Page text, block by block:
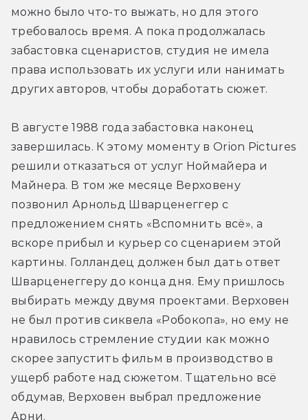
можно было что-то выжать, но для этого
требовалось время. А пока продолжалась
забастовка сценаристов, студия не имела
права использовать их услуги или нанимать
других авторов, чтобы доработать сюжет.
В августе 1988 года забастовка наконец
завершилась. К этому моменту в Orion Pictures
решили отказаться от услуг Ноймайера и
Майнера. В том же месяце Верховену
позвонил Арнольд Шварценеггер с
предложением снять «Вспомнить всё», а
вскоре прибыл и курьер со сценарием этой
картины. Голландец должен был дать ответ
Шварценеггеру до конца дня. Ему пришлось
выбирать между двумя проектами. Верховен
не был против сиквела «Робокопа», но ему не
нравилось стремление студии как можно
скорее запустить фильм в производство в
ущерб работе над сюжетом. Тщательно всё
обдумав, Верховен выбрал предложение
Арни.